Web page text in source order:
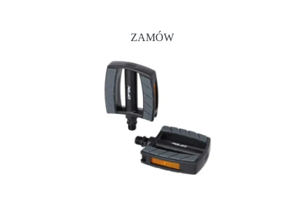
ZAMÓW